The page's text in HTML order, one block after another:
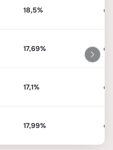
18,5%
17,69%
17,1%
17,99%